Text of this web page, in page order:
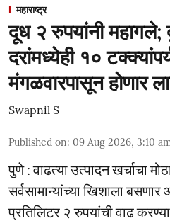
महाराष्ट्र
दूध २ रुपयांनी महागले;
दरांमध्येही १०
मंगळवारपासून होणार
Swapnil S
Published on: 09 Aug 2026, 3:10
पुणे : वाढत्या उत्पादन खर्चाचा
सर्वसामान्यांच्या खिशाला
प्रतिलिटर २ रुपयांची वाढ